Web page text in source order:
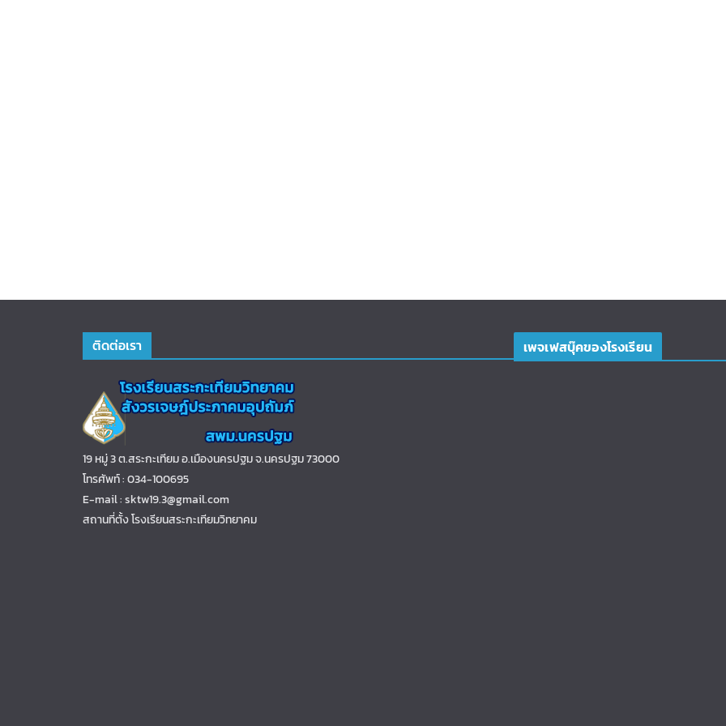
ติดต่อเรา
19 หมู่ 3 ต.สระกะเทียม อ.เมืองนครปฐม จ.นครปฐม 73000
โทรศัพท์ : 034-100695
E-mail : sktw19.3@gmail.com
สถานที่ตั้ง โรงเรียนสระกะเทียมวิทยาคม
เพจเฟสบุ๊คของโรงเรียน